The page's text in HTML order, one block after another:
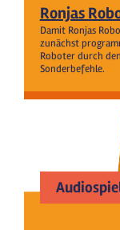
Ronjas
Damit Ronjas
zunächst
Roboter durch
Sonderbefehle.